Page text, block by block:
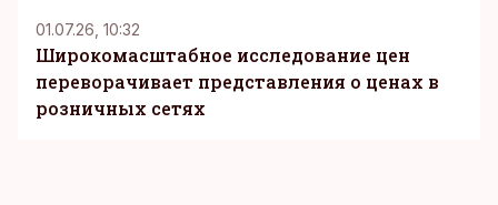
01.07.26, 10:32
Широкомасштабное исследование цен
переворачивает представления о ценах в
розничных сетях